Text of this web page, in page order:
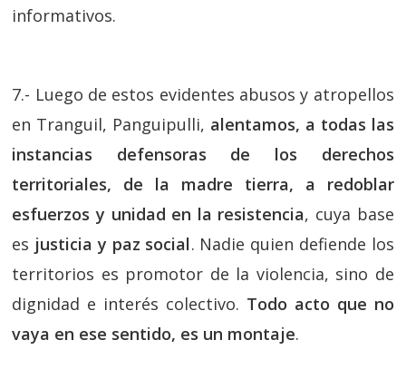
informativos.
7.- Luego de estos evidentes abusos y atropellos
en Tranguil, Panguipulli, alentamos, a todas las
instancias defensoras de los derechos
territoriales, de la madre tierra, a redoblar
esfuerzos y unidad en la resistencia, cuya base
es justicia y paz social. Nadie quien defiende los
territorios es promotor de la violencia, sino de
dignidad e interés colectivo. Todo acto que no
vaya en ese sentido, es un montaje.